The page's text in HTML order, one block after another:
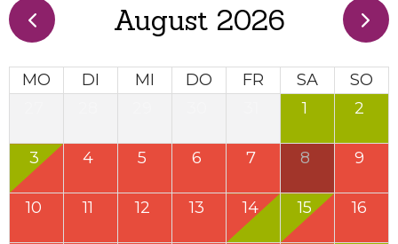
August 2026
MO DI MI DO FR SA
SO
1 2
3 4 5 6 7 8 9
10 11 12 13 14 15 16